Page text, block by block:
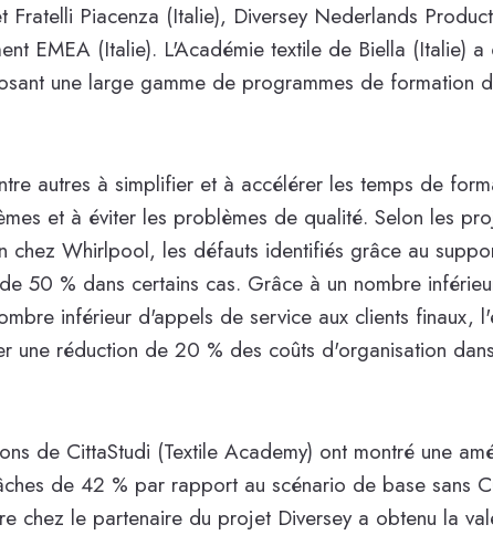
Fratelli Piacenza (Italie), Diversey Nederlands
EMEA (Italie). L'Académie textile de Biella (Italie)
une large gamme de programmes de formation
autres à simplifier et à accélérer les temps de
et à éviter les problèmes de qualité. Selon les
chez Whirlpool, les défauts identifiés grâce au
50 % dans certains cas. Grâce à un nombre
inférieur d'appels de service aux clients finaux,
une réduction de 20 % des coûts d'organisation
de CittaStudi (Textile Academy) ont montré une
de 42 % par rapport au scénario de base sans
chez le partenaire du projet Diversey a obtenu la